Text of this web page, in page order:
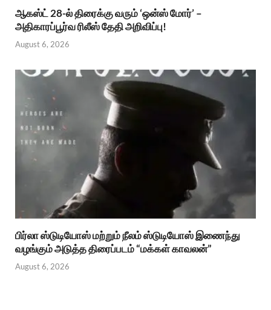
ஆகஸ்ட் 28-ல் திரைக்கு வரும் ‘ஒன்ஸ் மோர்’ –
அதிகாரப்பூர்வ ரிலீஸ் தேதி அறிவிப்பு!
August 6, 2026
பிர்லா ஸ்டுடியோஸ் மற்றும் நீலம் ஸ்டுடியோஸ் இணைந்து
வழங்கும் அடுத்த திரைப்படம் “மக்கள் காவலன்”
August 6, 2026